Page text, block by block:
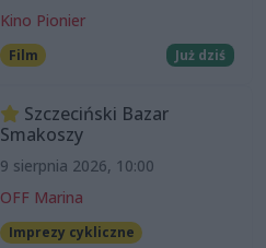
Kino Pionier
Film Już dziś
Szczeciński Bazar
Smakoszy
9 sierpnia 2026, 10:00
OFF Marina
Imprezy cykliczne